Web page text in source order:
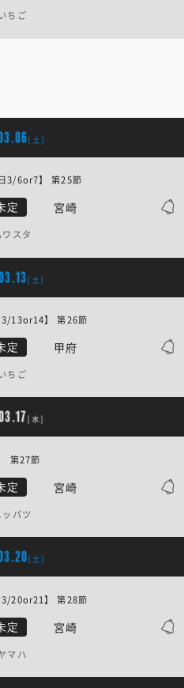
ちご
[土]
定 宮崎
6or7】 第25節
ワスタ
[土]
定 甲府
】 第26節
ちご
[水]
定 宮崎
27節
ッパツ
[土]
定 宮崎
】 第28節
マハ